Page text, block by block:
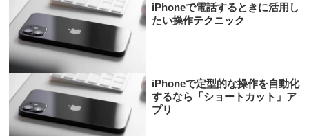
iPhoneで電話するときに活用し
たい操作テクニック
iPhoneで定型的な操作を自動化
するなら「ショートカット」ア
プリ